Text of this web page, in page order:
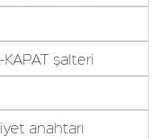
şalteri
anahtarı